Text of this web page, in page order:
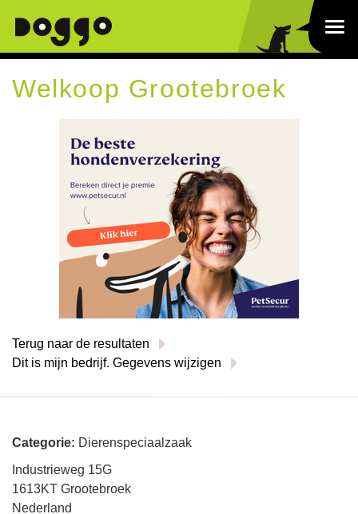
Welkoop Grootebroek
Terug naar de resultaten
Dit is mijn bedrijf. Gegevens wijzigen
Categorie: Dierenspeciaalzaak
Industrieweg 15G
1613KT Grootebroek
Nederland